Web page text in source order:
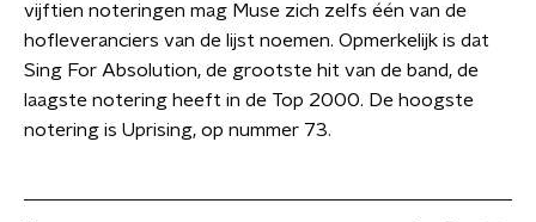
vijftien noteringen mag Muse zich zelfs één van de
hofleveranciers van de lijst noemen. Opmerkelijk is dat
Sing For Absolution, de grootste hit van de band, de
laagste notering heeft in de Top 2000. De hoogste
notering is Uprising, op nummer 73.